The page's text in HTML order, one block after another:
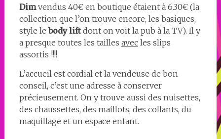
Dimvendus 40€ en boutique étaient à 6.30€ (la
collection que l’on trouve encore, les basiques,
style lebody liftdont on voit la pub à la TV). Il y
a presque toutes les tailles avecles slips
assortis !!!!
L’accueil est cordial et la vendeuse de bon
conseil, c’est une adresse à conserver
précieusement. On y trouve aussi des nuisettes,
des chaussettes, des maillots, des collants, du
maquillage et un espace enfant.